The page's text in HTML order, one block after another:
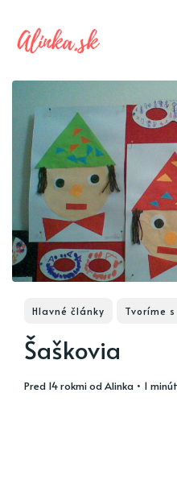
Hlavné články Tvoríme
Šaškovia
pred 14 rokmiodAlinka • 1